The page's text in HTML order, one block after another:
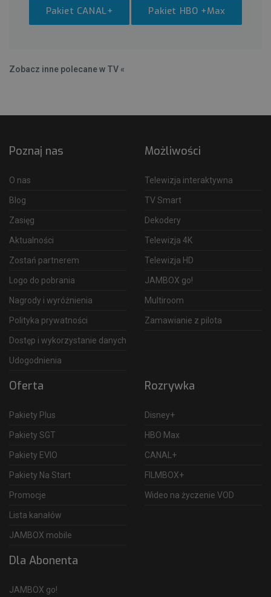
Pakiet CANAL+ Pakiet HBO +Max
Zobacz inne polecane w TV «
Poznaj nas
O nas
Blog
Zasięg
Aktualności
Zostań partnerem
Logo do pobrania
Nagrody i wyróżnienia
Polityka prywatności
Dostęp i wykorzystanie danych
Udogodnienia
Możliwości
Telewizja interaktywna
TV Smart
Dekodery
Telewizja 4K
Telewizja HD
JAMBOX go!
Multiroom
Zamawianie z pilota
Oferta
Pakiety Plus
Pakiety SGT
Pakiety EVIO
Pakiety Na Start
Promocje
Lista kanałów
JAMBOX mobile
Rozrywka
Disney+
HBO Max
CANAL+
FILMBOX+
Wideo na życzenie VOD
Dla Abonenta
JAMBOX go!